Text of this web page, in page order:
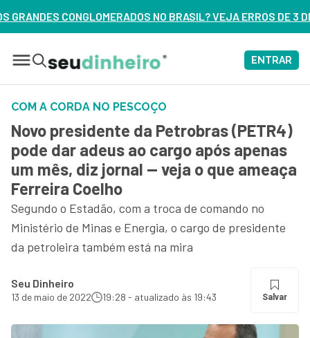
NO BRASIL? VEJA ERROS DE 3 DELES – ASSISTA AGORA
ENTRAR
COM A CORDA NO PESCOÇO
Novo presidente da Petrobras (PETR4)
pode dar adeus ao cargo após apenas
um mês, diz jornal — veja o que ameaça
Ferreira Coelho
Segundo o Estadão, com a troca de comando no
Ministério de Minas e Energia, o cargo de presidente
da petroleira também está na mira
Seu Dinheiro
13 de maio de 2022 19:28 - atualizado às 19:43 Salvar